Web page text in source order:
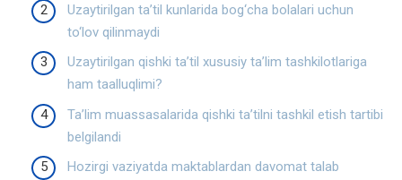
Uzaytirilgan ta’til kunlarida bog‘cha bolalari uchun
to‘lov qilinmaydi
Uzaytirilgan qishki ta’til xususiy ta’lim tashkilotlariga
ham taalluqlimi?
Ta’lim muassasalarida qishki ta’tilni tashkil etish tartibi
belgilandi
Hozirgi vaziyatda maktablardan davomat talab